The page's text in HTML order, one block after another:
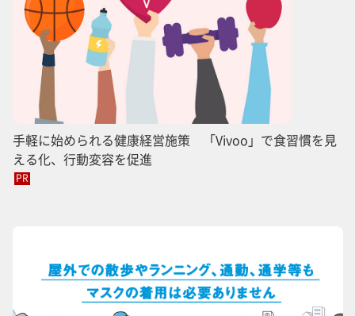
手軽に始められる健康経営施策 「Vivoo」で食習慣を見
える化、行動変容を促進
PR